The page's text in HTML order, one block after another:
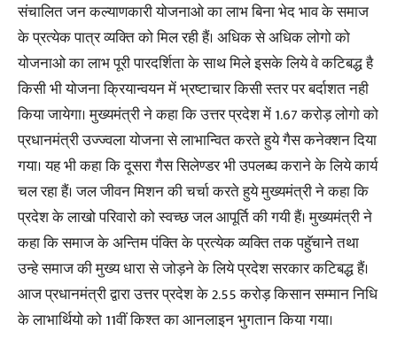
संचालित जन कल्याणकारी योजनाओ का लाभ बिना भेद भाव के समाज
के प्रत्येक पात्र व्यक्ति को मिल रही हैं। अधिक से अधिक लोगो को
योजनाओ का लाभ पूरी पारदर्शिता के साथ मिले इसके लिये वे कटिबद्ध है
किसी भी योजना क्रियान्वयन में भ्रष्टाचार किसी स्तर पर बर्दाशत नही
किया जायेगा। मुख्यमंत्री ने कहा कि उत्तर प्रदेश में 1.67 करोड़ लोगो को
प्रधानमंत्री उज्ज्वला योजना से लाभान्वित करते हुये गैस कनेक्शन दिया
गया। यह भी कहा कि दूसरा गैस सिलेण्डर भी उपलब्घ कराने के लिये कार्य
चल रहा हैं। जल जीवन मिशन की चर्चा करते हुये मुख्यमंत्री ने कहा कि
प्रदेश के लाखो परिवारो को स्वच्छ जल आपूर्ति की गयी हैं। मुख्यमंत्री ने
कहा कि समाज के अन्तिम पंक्ति के प्रत्येक व्यक्ति तक पहुॅचानेे तथा
उन्हे समाज की मुख्य धारा से जोड़ने के लिये प्रदेश सरकार कटिबद्ध हैं।
आज प्रधानमंत्री द्वारा उत्तर प्रदेश के 2.55 करोड़ किसान सम्मान निधि
के लाभार्थियो को 11वीं किश्त का आनलाइन भुगतान किया गया।